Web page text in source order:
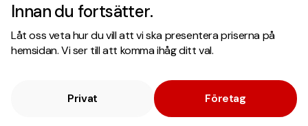
Innan du fortsätter.
Låt oss veta hur du vill att vi ska presentera priserna på
hemsidan. Vi ser till att komma ihåg ditt val.
Privat Företag
Designskiss inom 1 h
Fri offert
Snabb leverans
Copyright © 2026 . Brand New Profile AB